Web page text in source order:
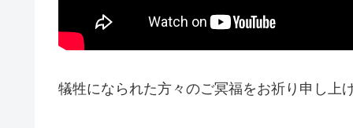
犠牲になられた方々のご冥福をお祈り申し上